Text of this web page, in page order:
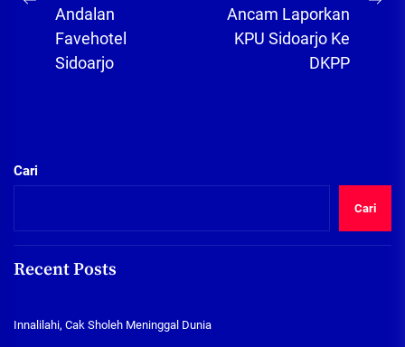
Previous
post:
Andalan
Favehotel
Sidoarjo
Ancam Laporkan
KPU Sidoarjo Ke
DKPP
Cari
Cari
Recent Posts
Innalilahi, Cak Sholeh Meninggal Dunia